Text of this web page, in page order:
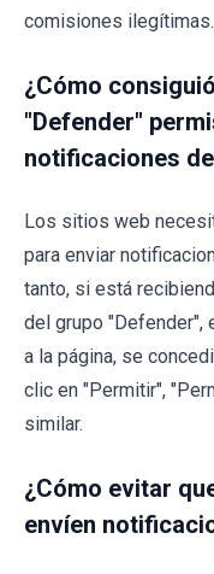
comisiones ilegítimas.
¿Cómo
"Defender"
notificaciones
Los sitios web
para enviar
tanto, si está
del grupo "Defender",
a la página, se
clic en "Permitir",
similar.
¿Cómo evitar
envíen